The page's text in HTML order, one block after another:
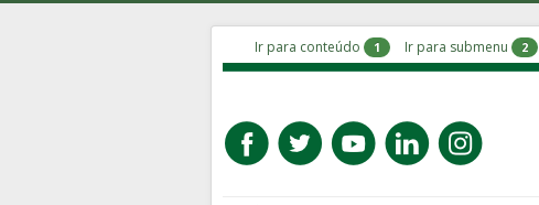
Ir para conteúdo 1 Ir para submenu 2